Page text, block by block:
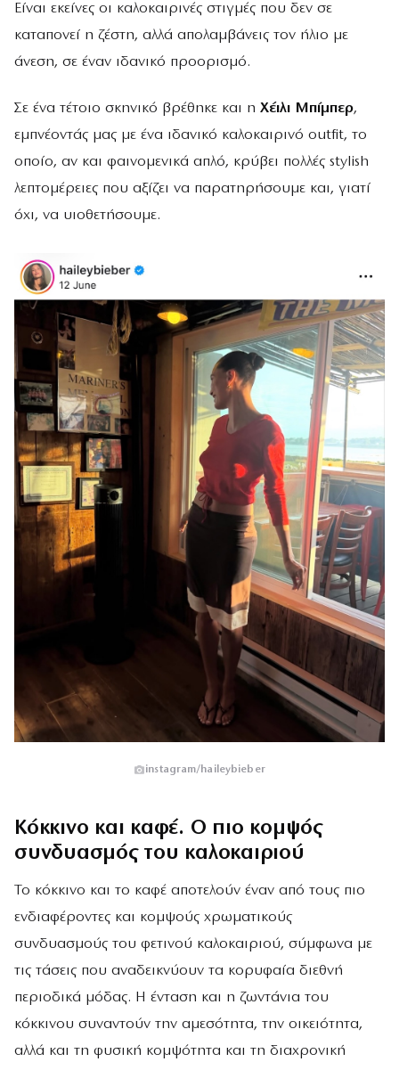
Είναι εκείνες οι καλοκαιρινές στιγμές που δεν σε
καταπονεί η ζέστη, αλλά απολαμβάνεις τον ήλιο με
άνεση, σε έναν ιδανικό προορισμό.
Σε ένα τέτοιο σκηνικό βρέθηκε και η Χέιλι Μπίμπερ,
εμπνέοντάς μας με ένα ιδανικό καλοκαιρινό outfit, το
οποίο, αν και φαινομενικά απλό, κρύβει πολλές stylish
λεπτομέρειες που αξίζει να παρατηρήσουμε και, γιατί
όχι, να υιοθετήσουμε.
instagram/haileybieber
Κόκκινο και καφέ. Ο πιο κομψός
συνδυασμός του καλοκαιριού
Το κόκκινο και το καφέ αποτελούν έναν από τους πιο
ενδιαφέροντες και κομψούς χρωματικούς
συνδυασμούς του φετινού καλοκαιριού, σύμφωνα με
τις τάσεις που αναδεικνύουν τα κορυφαία διεθνή
περιοδικά μόδας. Η ένταση και η ζωντάνια του
κόκκινου συναντούν την αμεσότητα, την οικειότητα,
αλλά και τη φυσική κομψότητα και τη διαχρονική